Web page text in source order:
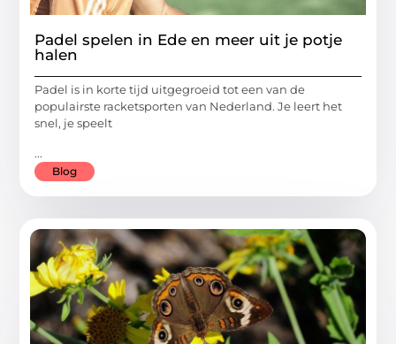
Padel spelen in Ede en meer uit je potje
halen
Padel is in korte tijd uitgegroeid tot een van de
populairste racketsporten van Nederland. Je leert het
snel, je speelt
...
Blog